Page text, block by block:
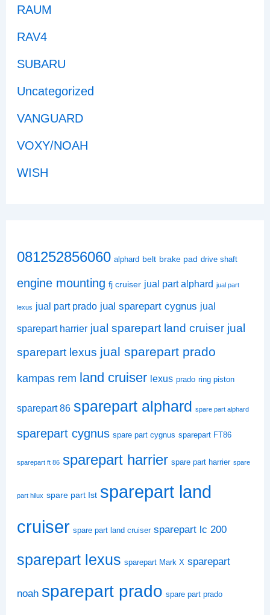
RAUM
RAV4
SUBARU
Uncategorized
VANGUARD
VOXY/NOAH
WISH
081252856060 alphard belt brake pad drive shaft
engine mounting fj cruiser jual part alphard jual part
lexus jual part prado jual sparepart cygnus jual
sparepart harrier jual sparepart land cruiser jual
sparepart lexus jual sparepart prado
kampas rem land cruiser lexus prado ring piston
sparepart 86 sparepart alphard spare part alphard
sparepart cygnus spare part cygnus sparepart FT86
sparepart ft 86 sparepart harrier spare part harrier spare
part hilux spare part Ist sparepart land
cruiser spare part land cruiser sparepart lc 200
sparepart lexus sparepart Mark X sparepart
noah sparepart prado spare part prado